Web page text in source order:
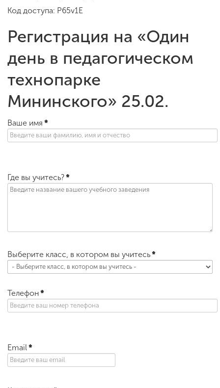
Код доступа: P65v1E
Регистрация на «Один
день в педагогическом
технопарке
Мининского» 25.02.
Ваше имя *
Где вы учитесь?*
Выберите класс, в котором вы учитесь*
Телефон*
Email*